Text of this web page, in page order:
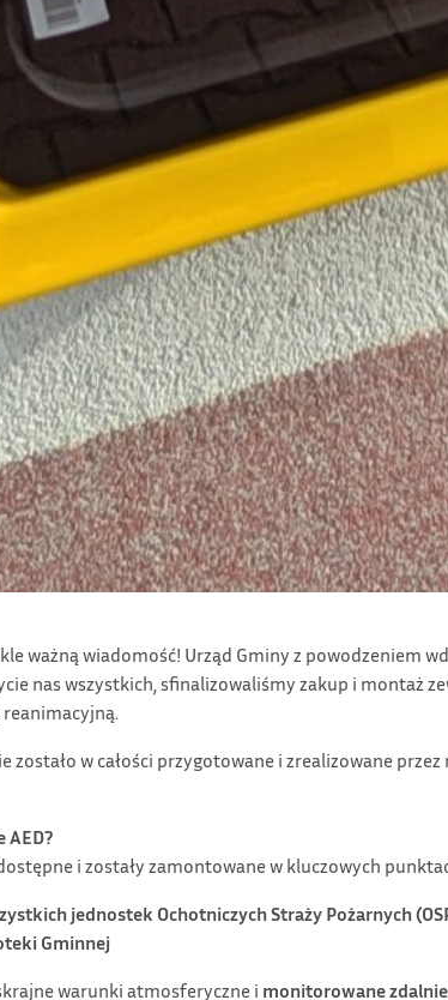
ważną wiadomość! Urząd Gminy z powodzeniem
nas wszystkich, sfinalizowaliśmy zakup i montaż
zostało w całości przygotowane i zrealizowane
AED?
i zostały zamontowane w kluczowych
jednostek Ochotniczych Straży Pożarnych
Gminnej
warunki atmosferyczne i monitorowane